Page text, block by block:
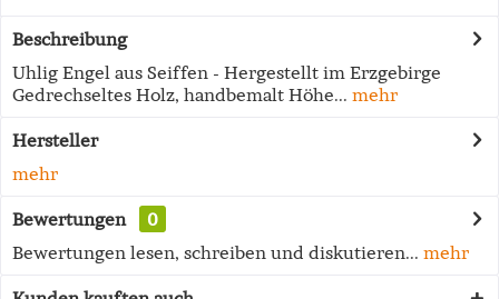
Beschreibung
Uhlig Engel aus Seiffen - Hergestellt im Erzgebirge
Gedrechseltes Holz, handbemalt Höhe... mehr
Hersteller
mehr
Bewertungen
0
Bewertungen lesen, schreiben und diskutieren... mehr